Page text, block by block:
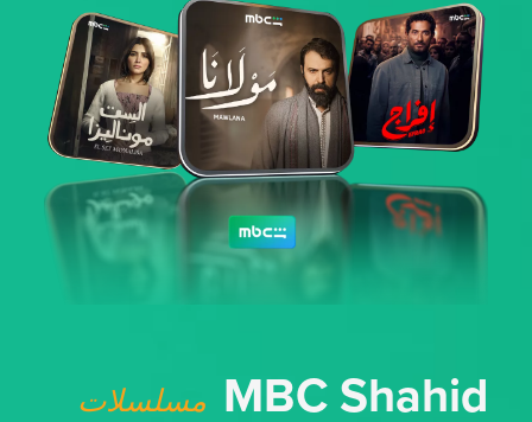
MBC Shahid مسلسلات